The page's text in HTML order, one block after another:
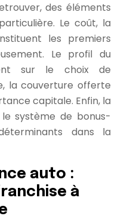
des éléments
Le coût, la
les premiers
Le profil du
sur le choix de
la couverture offerte
capitale. Enfin, la
système de bonus-
dans la
auto :
à